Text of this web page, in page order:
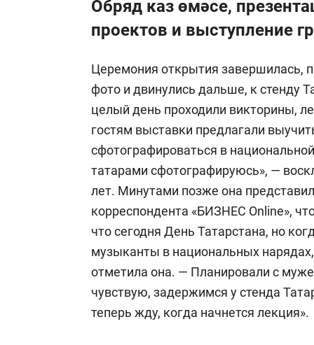
Обряд каз өмәсе,
проектов и выступление
Церемония открытия завершилась,
фото и двинулись дальше, к стенду
целый день проходили викторины,
гостям выставки предлагали
сфотографироваться в
татарами сфотографируюсь», —
лет. Минутами позже она
корреспондента «БИЗНЕС Online»,
что сегодня День Татарстана, но
музыканты в национальных
отметила она. — Планировали с
чувствую, задержимся у стенда
теперь жду, когда начнется лекция».